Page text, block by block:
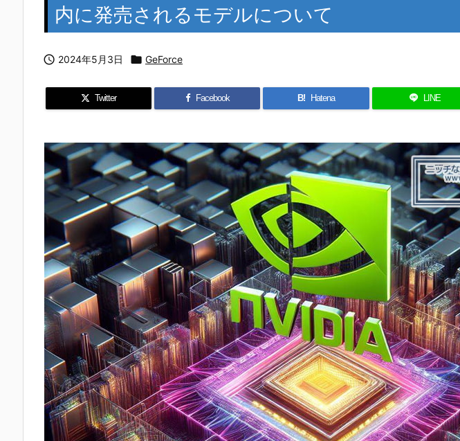
内に発売されるモデルについて
 2024年5月3日  GeForce
Twitter Facebook B! Hatena LINE